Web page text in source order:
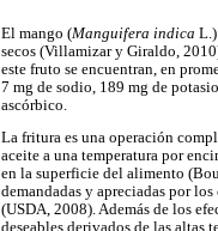
El mango (Manguifera indica
secos (Villamizar y Giraldo,
este fruto se encuentran, en
7 mg de sodio, 189 mg de
ascórbico.
La fritura es una operación
aceite a una temperatura por
en la superficie del alimento
demandadas y apreciadas por
(USDA, 2008). Además de los
deseables derivados de las altas